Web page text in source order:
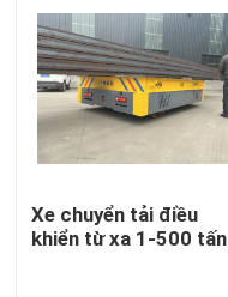
Video
Về chúng tôi
Tham quan nhà máy
Xe chuyển tải điều
khiển từ xa 1-500 tấn